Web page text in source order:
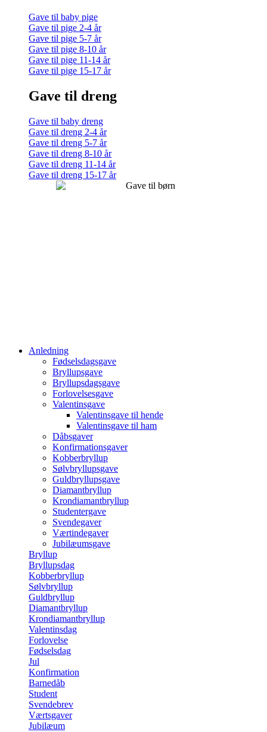
Gave til baby pige
Gave til pige 2-4 år
Gave til pige 5-7 år
Gave til pige 8-10 år
Gave til pige 11-14 år
Gave til pige 15-17 år
Gave til dreng
Gave til baby dreng
Gave til dreng 2-4 år
Gave til dreng 5-7 år
Gave til dreng 8-10 år
Gave til dreng 11-14 år
Gave til dreng 15-17 år
Anledning
Fødselsdagsgave
Bryllupsgave
Bryllupsdagsgave
Forlovelsesgave
Valentinsgave
Valentinsgave til hende
Valentinsgave til ham
Dåbsgaver
Konfirmationsgaver
Kobberbryllup
Sølvbryllupsgave
Guldbryllupsgave
Diamantbryllup
Krondiamantbryllup
Studentergave
Svendegaver
Værtindegaver
Jubilæumsgave
Bryllup
Bryllupsdag
Kobberbryllup
Sølvbryllup
Guldbryllup
Diamantbryllup
Krondiamantbryllup
Valentinsdag
Forlovelse
Fødselsdag
Jul
Konfirmation
Barnedåb
Student
Svendebrev
Værtsgaver
Jubilæum